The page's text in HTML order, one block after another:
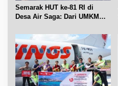
Semarak HUT ke-81 RI di
Desa Air Saga: Dari UMKM